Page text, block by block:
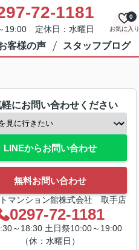
72-1181
19:00 定休日：水曜日 お気に入り
0
客様の声 スタッフブログ
軽にお問い合わせください
LINEからお問い合わせ
無料お問い合わせ
マンション館株式会社 取手店
0297-72-1181
～18:30 土日祭10:00～19:00
（休：水曜日）